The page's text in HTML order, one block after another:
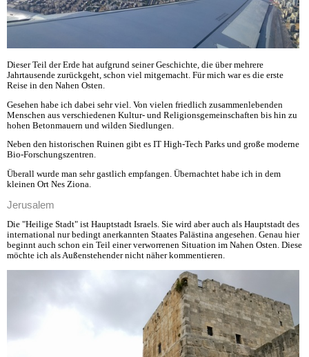
Dieser Teil der Erde hat aufgrund seiner Geschichte, die über mehrere
Jahrtausende zurückgeht, schon viel mitgemacht. Für mich war es die erste
Reise in den Nahen Osten.
Gesehen habe ich dabei sehr viel. Von vielen friedlich zusammenlebenden
Menschen aus verschiedenen Kultur- und Religionsgemeinschaften bis hin zu
hohen Betonmauern und wilden Siedlungen.
Neben den historischen Ruinen gibt es IT High-Tech Parks und große moderne
Bio-Forschungszentren.
Überall wurde man sehr gastlich empfangen. Übernachtet habe ich in dem
kleinen Ort Nes Ziona.
Jerusalem
Die "Heilige Stadt" ist Hauptstadt Israels. Sie wird aber auch als Hauptstadt des
international nur bedingt anerkannten Staates Palästina angesehen. Genau hier
beginnt auch schon ein Teil einer verworrenen Situation im Nahen Osten. Diese
möchte ich als Außenstehender nicht näher kommentieren.